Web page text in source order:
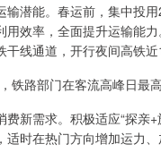
输潜能。春运前，集中投
用效率，全面提升运输能
线通道，开行夜间高铁近
铁路部门在客流高峰日最
费新需求。积极适应“探亲
适时在热门方向增加运力、